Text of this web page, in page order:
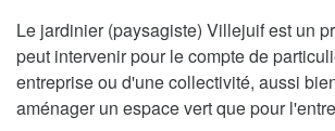
Le jardinier (paysagiste) Villejuif est un
peut intervenir pour le compte de
entreprise ou d'une collectivité, aussi
aménager un espace vert que pour